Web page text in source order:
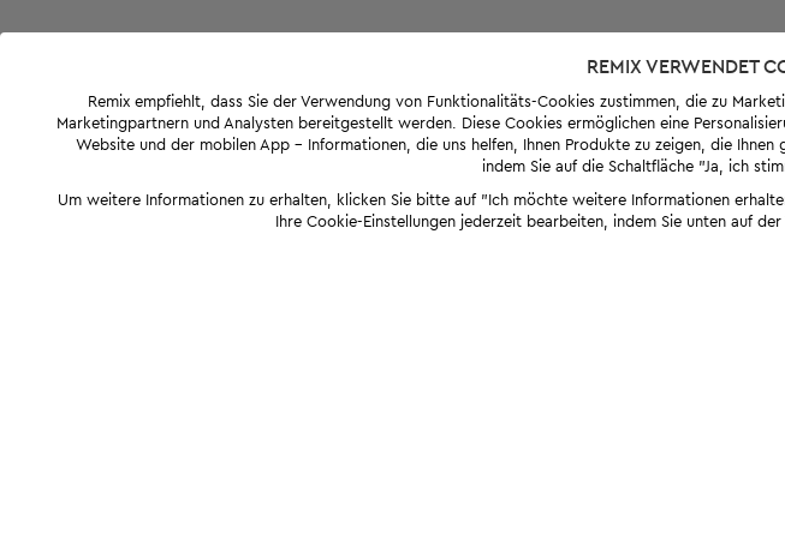
REMIX VERWENDET
Remix empfiehlt, dass Sie der Verwendung von Funktionalitäts-Cookies zustimmen, die zu
Marketingpartnern und Analysten bereitgestellt werden. Diese Cookies ermöglichen eine
Website und der mobilen App - Informationen, die uns helfen, Ihnen Produkte zu zeigen, die
indem Sie auf die Schaltfläche "Ja, ich
Um weitere Informationen zu erhalten, klicken Sie bitte auf "Ich möchte weitere Informationen
Ihre Cookie-Einstellungen jederzeit bearbeiten, indem Sie unten auf